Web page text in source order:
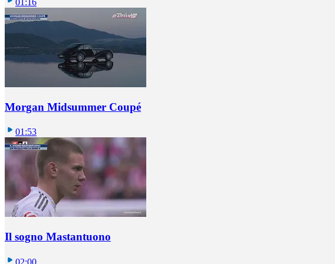
01:16
Morgan Midsummer Coupé
01:53
Il sogno Mastantuono
02:00